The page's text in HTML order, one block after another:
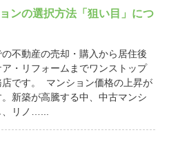
ンの選択方法「狙い目」につ
不動産の売却・購入から居住後
・リフォームまでワンストップ
です。 マンション価格の上昇が
新築が高騰する中、中古マンシ
リノ…...